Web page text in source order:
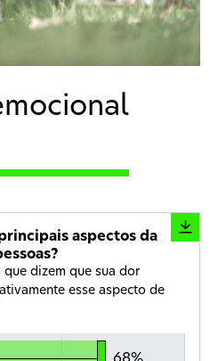
aspectos da
que dizem que sua dor
esse aspecto de